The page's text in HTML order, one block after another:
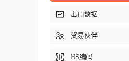
出口数据
贸易伙伴
HS编码